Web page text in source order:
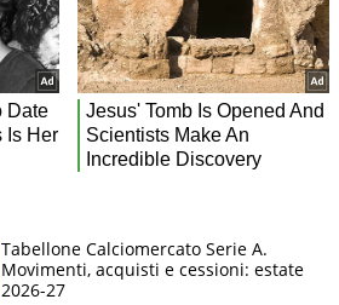
Tabellone Calciomercato Serie A.
Movimenti, acquisti e cessioni: estate
2026-27